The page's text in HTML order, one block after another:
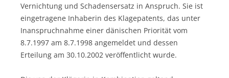
Vernichtung und Schadensersatz in Anspruch. Sie ist
eingetragene Inhaberin des Klagepatents, das unter
Inanspruchnahme einer dänischen Priorität vom
8.7.1997 am 8.7.1998 angemeldet und dessen
Erteilung am 30.10.2002 veröffentlicht wurde.